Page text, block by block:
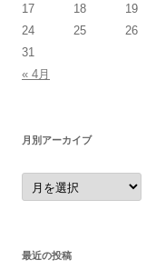
17
18 19
24
25 26
31
« 4月
月別アーカイブ
月
別
ア
ブ
最近の投稿